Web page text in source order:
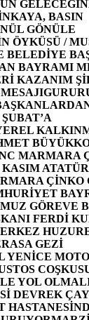
BASIN
GÖNÜLE
ÖYKÜSÜ /
BELEDİYE
BAYRAMI
KAZANIM
ŞUBAT’A
MARMARA
ÇİNKO
GÖREVE
FERDİ
GEZİ
YENİCE
YOL
DEVREK